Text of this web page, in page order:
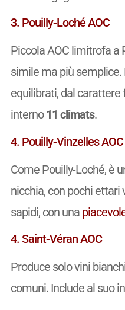
3. Pouilly-Loché AOC
Piccola AOC limitrofa a
simile ma più semplice.
equilibrati, dal carattere
interno11 climats.
4. Pouilly-Vinzelles AOC
Come Pouilly-Loché, è
nicchia, con pochi ettari
sapidi, con una
4. Saint-Véran AOC
Produce solo vini
comuni. Include al suo